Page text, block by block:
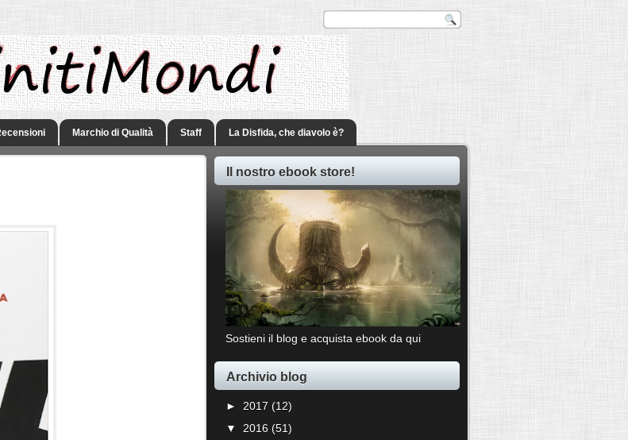
Marchio di Qualità Staff La Disfida, che diavolo è?
Il nostro ebook store!
Sostieni il blog e acquista ebook da qui
Archivio blog
► 2017 (12)
▼ 2016 (51)